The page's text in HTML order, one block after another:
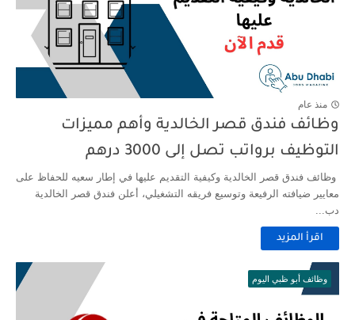
منذ عام
وظائف فندق قصر الخالدية وأهم مميزات
التوظيف برواتب تصل إلى 3000 درهم
وظائف فندق قصر الخالدية وكيفية التقديم عليها في إطار سعيه للحفاظ على
معايير ضيافته الرفيعة وتوسيع فريقه التشغيلي، أعلن فندق قصر الخالدية
دب...
اقرأ المزيد
وظائف أبو ظبي اليوم